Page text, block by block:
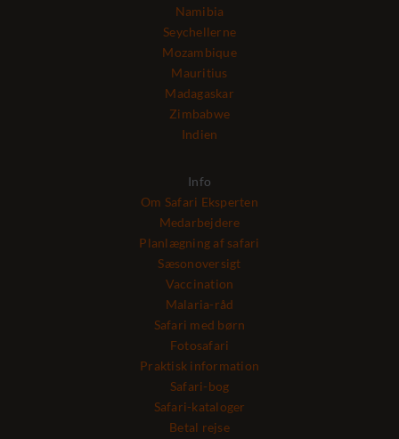
Namibia
Seychellerne
Mozambique
Mauritius
Madagaskar
Zimbabwe
Indien
Info
Om Safari Eksperten
Medarbejdere
Planlægning af safari
Sæsonoversigt
Vaccination
Malaria-råd
Safari med børn
Fotosafari
Praktisk information
Safari-bog
Safari-kataloger
Betal rejse